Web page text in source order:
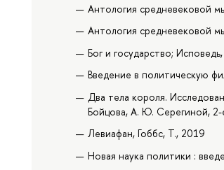
Антология средневековой
Антология средневековой
Бог и государство;
Введение в политическую
Два тела короля.
Бойцова, А. Ю. Серегиной, 2-
Левиафан, Гоббс, Т., 2019
Новая наука политики :